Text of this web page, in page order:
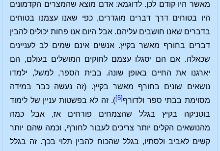
מאשר היו קודם לכן. לדוגמא: אדם מוצא שהמצרים הקדמונים
היו בטוחים דרך דברים מוגדרים, כפי שאנו עצמנו בטוחים
בדברים שאנו חושבים עליהם. אבל היום אנו פחות יכולים להבין
דברים בחורף מאשר בקיץ. אנשים אינם שמים לב לעניינים
שכאלה. אם הם יסגלו עצמם לחוקים המושלים בעולם, הם
יארגנו את החיים באופן שונה. בבית הספר, למשל, ילמדו
נושאים שונים בחורף מאשר בקיץ. (זה נעשה כבר במידה
מסוימת בבתי ספר ולדורף [5]
). זה לא בפשטות עניין של לימוד
בוטניקה בקיץ בגלל שהצמחים פורחים אז, אבל כמה
מהנושאים הקלים יותר צריכים לעבור לחורף, וכמה שהם יותר
קשים לאביב ולסתיו, בגלל שהכוח להבין תלוי בכך. זה בגלל